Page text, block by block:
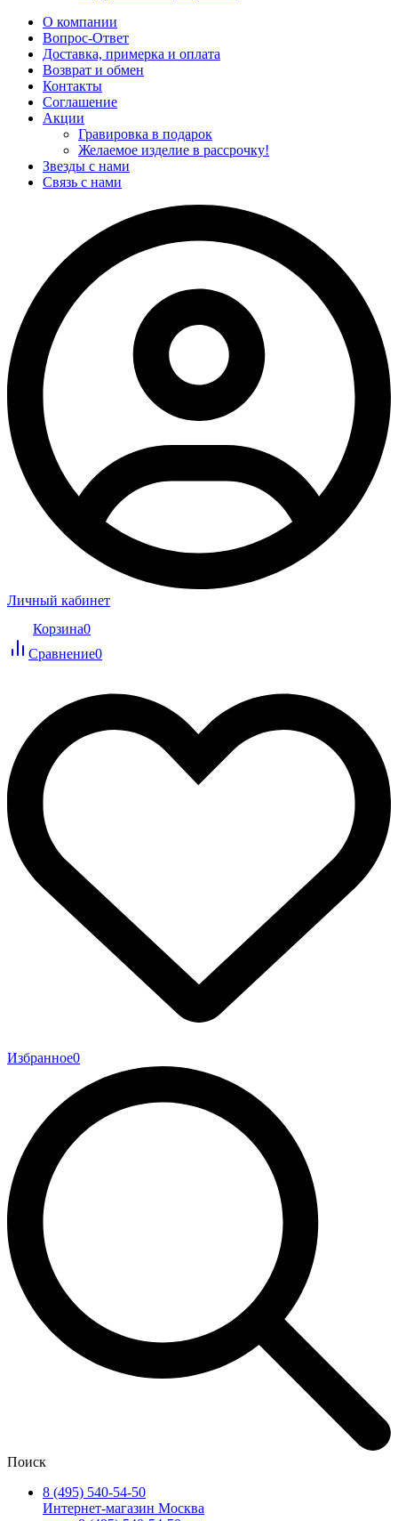
О компании
Вопрос-Ответ
Доставка, примерка и оплата
Возврат и обмен
Контакты
Соглашение
Акции
Гравировка в подарок
Желаемое изделие в рассрочку!
Звезды с нами
Связь с нами
Личный кабинет
Корзина0
Сравнение0
Избранное0
Поиск
8 (495) 540-54-50
Интернет-магазин Москва